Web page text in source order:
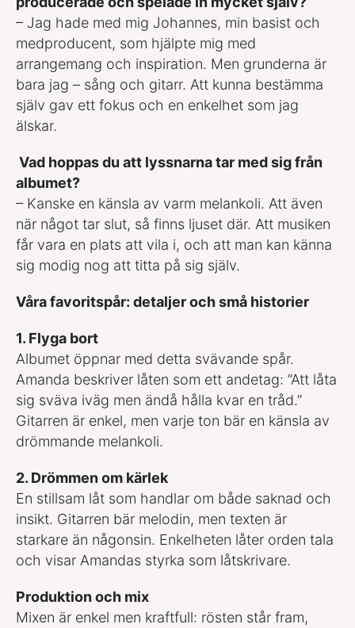
– Jag hade med mig Johannes, min basist och
medproducent, som hjälpte mig med
arrangemang och inspiration. Men grunderna är
bara jag – sång och gitarr. Att kunna bestämma
själv gav ett fokus och en enkelhet som jag
älskar.
Vad hoppas du att lyssnarna tar med sig från
albumet?
– Kanske en känsla av varm melankoli. Att även
när något tar slut, så finns ljuset där. Att musiken
får vara en plats att vila i, och att man kan känna
sig modig nog att titta på sig själv.
Våra favoritspår: detaljer och små historier
1. Flyga bort
Albumet öppnar med detta svävande spår.
Amanda beskriver låten som ett andetag: ”Att låta
sig sväva iväg men ändå hålla kvar en tråd.”
Gitarren är enkel, men varje ton bär en känsla av
drömmande melankoli.
2. Drömmen om kärlek
En stillsam låt som handlar om både saknad och
insikt. Gitarren bär melodin, men texten är
starkare än någonsin. Enkelheten låter orden tala
och visar Amandas styrka som låtskrivare.
Produktion och mix
Mixen är enkel men kraftfull: rösten står fram,